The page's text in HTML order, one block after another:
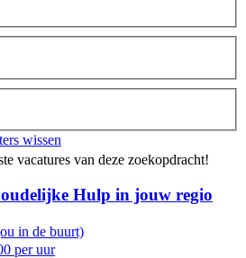
wissen
vacatures van deze zoekopdracht!
Hulp in jouw regio
in de buurt)
per uur